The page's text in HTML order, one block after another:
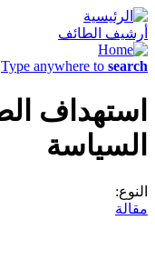
أرشيف الطائف
Type anywhere to search
استهداف
السياسة
النوع:
مقالة